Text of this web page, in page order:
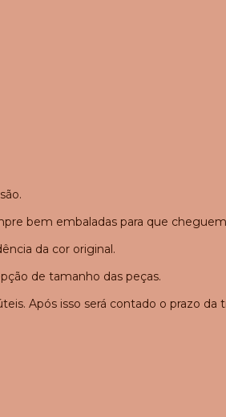
bem embaladas para que
da cor original.
de tamanho das peças.
Após isso será contado o prazo da